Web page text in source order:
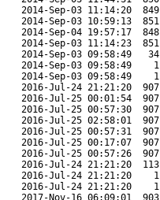
2014-Sep-03 11:14:20
2014-Sep-03 10:59:13
2014-Sep-04 19:57:17
2014-Sep-03 11:14:23
2014-Sep-03 09:58:49
2014-Sep-03 09:58:49
2014-Sep-03 09:58:49
2016-Jul-24 21:21:20
2016-Jul-25 00:01:54
2016-Jul-25 00:57:30
2016-Jul-25 02:58:01
2016-Jul-25 00:57:31
2016-Jul-25 00:17:07
2016-Jul-25 00:57:26
2016-Jul-24 21:21:20
2016-Jul-24 21:21:20
2016-Jul-24 21:21:20
2017-Nov-16 06:09:01